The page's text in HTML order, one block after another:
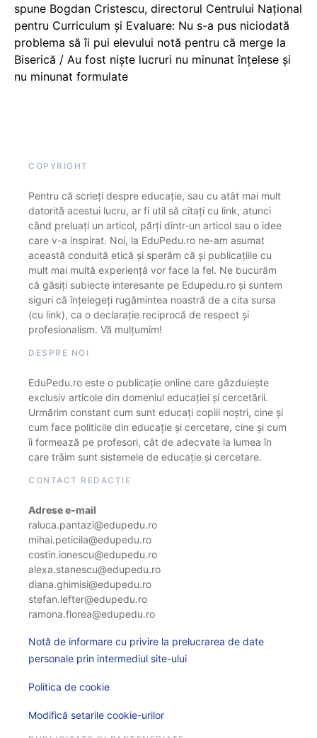
spune Bogdan Cristescu, directorul Centrului Național
pentru Curriculum și Evaluare: Nu s-a pus niciodată
problema să îi pui elevului notă pentru că merge la
Biserică / Au fost niște lucruri nu minunat înțelese și
nu minunat formulate
COPYRIGHT
Pentru că scrieți despre educație, sau cu atât mai mult
datorită acestui lucru, ar fi util să citați cu link, atunci
când preluați un articol, părți dintr-un articol sau o idee
care v-a inspirat. Noi, la EduPedu.ro ne-am asumat
această conduită etică și sperăm că și publicațiile cu
mult mai multă experiență vor face la fel. Ne bucurăm
că găsiți subiecte interesante pe Edupedu.ro și suntem
siguri că înțelegeți rugămintea noastră de a cita sursa
(cu link), ca o declarație reciprocă de respect și
profesionalism. Vă mulțumim!
DESPRE NOI
EduPedu.ro este o publicație online care găzduiește
exclusiv articole din domeniul educației și cercetării.
Urmărim constant cum sunt educați copiii noștri, cine și
cum face politicile din educație și cercetare, cine și cum
îi formează pe profesori, cât de adecvate la lumea în
care trăim sunt sistemele de educație și cercetare.
CONTACT REDACȚIE
Adrese e-mail
raluca.pantazi@edupedu.ro
mihai.peticila@edupedu.ro
costin.ionescu@edupedu.ro
alexa.stanescu@edupedu.ro
diana.ghimisi@edupedu.ro
stefan.lefter@edupedu.ro
ramona.florea@edupedu.ro
Notă de informare cu privire la prelucrarea de date
personale prin intermediul site-ului
Politica de cookie
Modifică setarile cookie-urilor